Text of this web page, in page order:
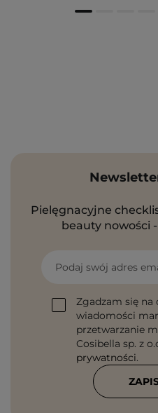
Pielęgnacyjne
beauty nowości
Podaj swój adres
Zgadzam się
wiadomości
przetwarzanie
Cosibella sp. z
prywatności.